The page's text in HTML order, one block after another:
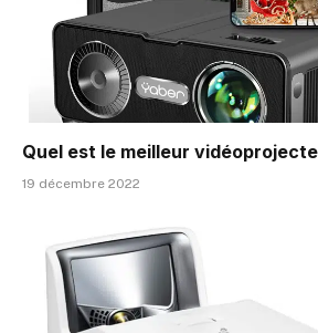
Quel est le meilleur
19 décembre 2022